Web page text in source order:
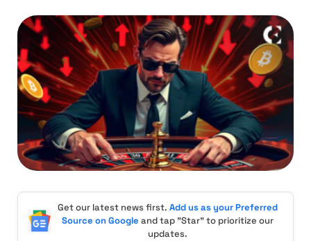
Get our latest news first. Add us as your Preferred
Source on Google and tap "Star" to prioritize our
updates.